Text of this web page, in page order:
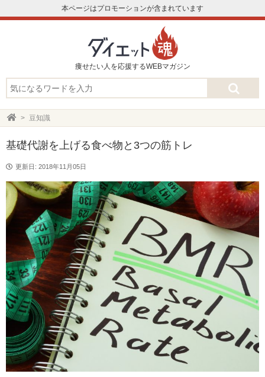
本ページはプロモーションが含まれています
痩せたい人を応援するWEBマガジン
豆知識
基礎代謝を上げる食べ物と3つの筋トレ
更新日: 2018年11月05日